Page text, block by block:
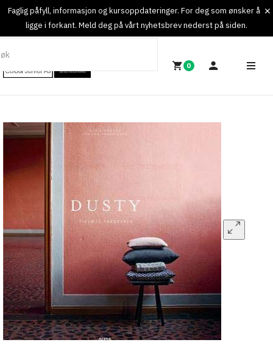
Faglig påfyll, informasjon og kursoppdateringer. For deg som ønsker å
ligge i forkant. Meld deg på vårt nyhetsbrev nederst på siden.
0